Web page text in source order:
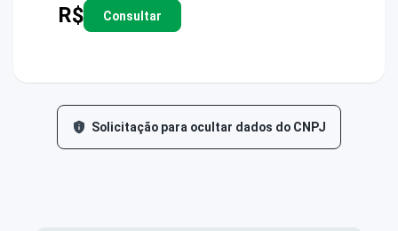
R$ Consultar
Solicitação para ocultar dados do CNPJ